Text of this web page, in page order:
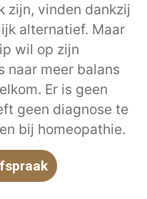
zijn, vinden dankzij
alternatief. Maar
wil op zijn
naar meer balans
Er is geen
geen diagnose te
bij homeopathie.